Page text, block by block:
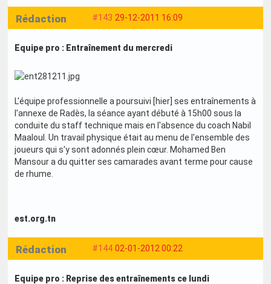
#143 29-12-2011 16:09
Rédaction
Equipe pro : Entraînement du mercredi
L'équipe professionnelle a poursuivi [hier] ses entraînements à
l'annexe de Radès, la séance ayant débuté à 15h00 sous la
conduite du staff technique mais en l'absence du coach Nabil
Maaloul. Un travail physique était au menu de l'ensemble des
joueurs qui s'y sont adonnés plein cœur. Mohamed Ben
Mansour a du quitter ses camarades avant terme pour cause
de rhume.
est.org.tn
#144 02-01-2012 00:22
Rédaction
Equipe pro : Reprise des entraînements ce lundi